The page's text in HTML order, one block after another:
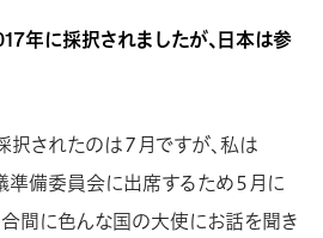
年に採択されましたが、日本は参
されたのは７月ですが、私は
備委員会に出席するため５月に
間に色んな国の大使にお話を聞き